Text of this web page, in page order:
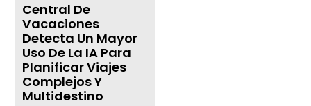
Central De
Vacaciones
Detecta Un Mayor
Uso De La IA Para
Planificar Viajes
Complejos Y
Multidestino